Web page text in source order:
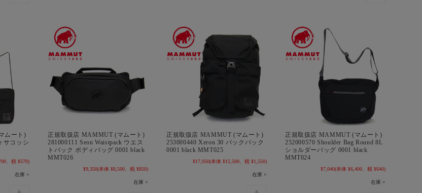
ムート)
サコッシ
、税 ¥570)
在庫 ×
正規取扱店 MAMMUT (マムート)
281000111 Seon Waistpack ウエス
トパック ボディバッグ 0001 black
MMT026
¥9,350(本体 ¥8,500、税 ¥850)
在庫 ×
正規取扱店 MAMMUT (マムート)
253000440 Xeron 30 バックパック
0001 black MMT025
¥17,050(本体 ¥15,500、税 ¥1,550)
在庫 ×
正規取扱店 MAMMUT (マムート)
252000570 Shoulder Bag Round 8L
ショルダーバッグ 0001 black
MMT024
¥7,040(本体 ¥6,400、税 ¥640)
在庫 ×